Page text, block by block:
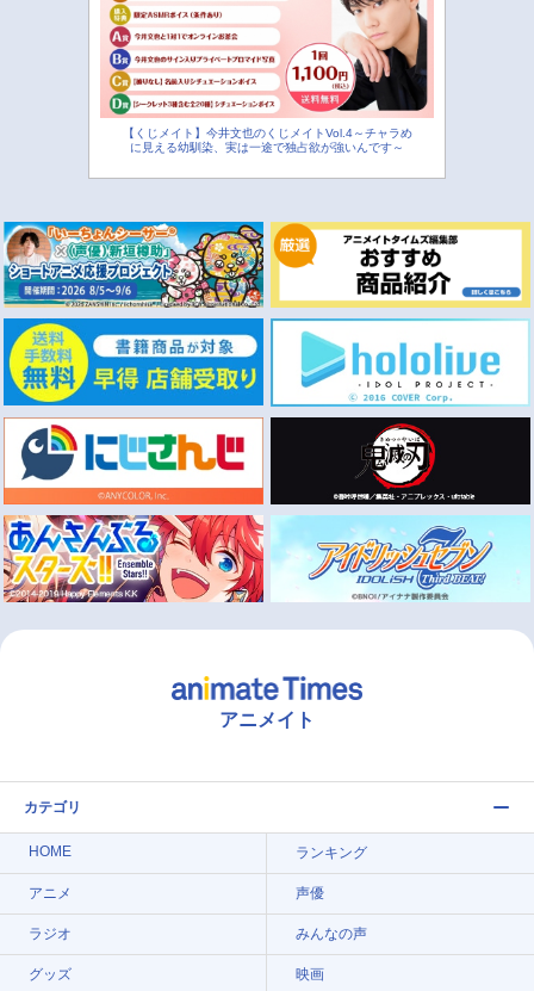
【くじメイト】今井文也のくじメイトVol.4～チャラめ
に見える幼馴染、実は一途で独占欲が強いんです～
アニメイト
カテゴリ
HOME ランキング
アニメ 声優
ラジオ みんなの声
グッズ 映画